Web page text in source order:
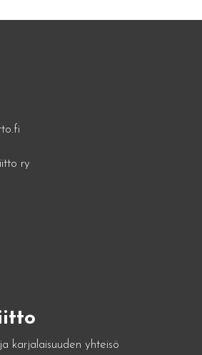
ry
karjalaisuuden yhteisö